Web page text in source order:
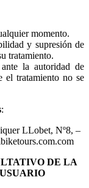
momento.
y supresión de
tratamiento.
la autoridad de
el tratamiento no se
:
LLobet, Nº8, –
DE LA